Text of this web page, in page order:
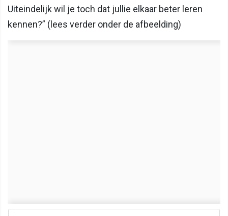
Uiteindelijk wil je toch dat jullie elkaar beter leren
kennen?” (lees verder onder de afbeelding)